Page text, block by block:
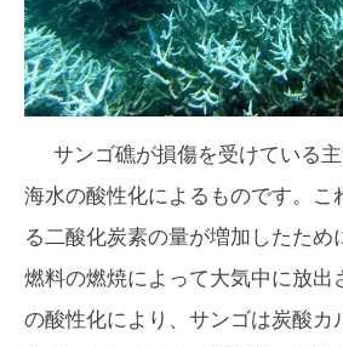
サンゴ礁が損傷を受けている主
海水の酸性化によるものです。こ
る二酸化炭素の量が増加したため
燃料の燃焼によって大気中に放出
の酸性化により、サンゴは炭酸カ